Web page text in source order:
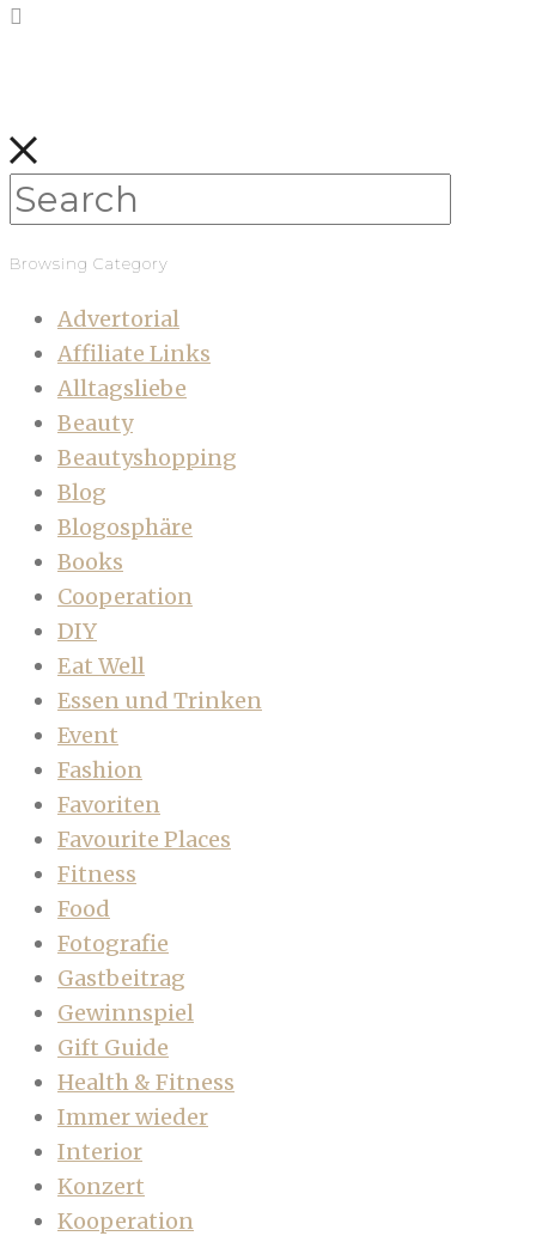
Browsing Category
Advertorial
Affiliate Links
Alltagsliebe
Beauty
Beautyshopping
Blog
Blogosphäre
Books
Cooperation
DIY
Eat Well
Essen und Trinken
Event
Fashion
Favoriten
Favourite Places
Fitness
Food
Fotografie
Gastbeitrag
Gewinnspiel
Gift Guide
Health & Fitness
Immer wieder
Interior
Konzert
Kooperation